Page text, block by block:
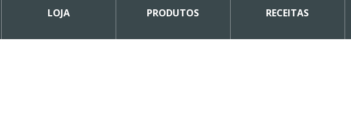
LOJA PRODUTOS RECEITAS